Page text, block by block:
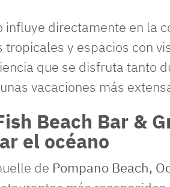
influye directamente en la
y espacios con
que se disfruta tanto
vacaciones más
Beach Bar &
el océano
de Pompano Beach,